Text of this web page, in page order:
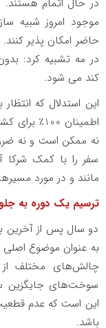
موجود امروز شبیه
حاضر امکان پذیر
در مه تشبیه کرد:
کند می شود.
این استدلال که
اطمینان
نه ممکن است و نه
سفر را با کمک شرکا
مانند و در مورد
ترسیم یک دوره به جلو
دو سال پس از آخرین
به عنوان موضوع
چالش‌های مختلف از
سوخت‌های جایگزین
این است که عدم
باشد.